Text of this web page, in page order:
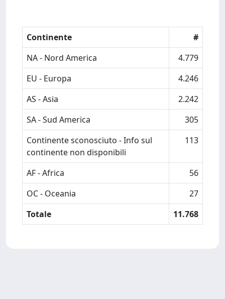
Continente
#
NA - Nord America
4.779
EU - Europa
4.246
AS - Asia
2.242
SA - Sud America
305
Continente sconosciuto - Info sul
continente non disponibili
113
AF - Africa
56
OC - Oceania
27
Totale
11.768